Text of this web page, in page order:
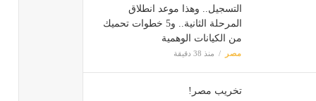
التسجيل.. وهذا موعد انطلاق
المرحلة الثانية.. و5 خطوات تحميك
من الكيانات الوهمية
مصر منذ 38 دقيقة
تخريب مصر!